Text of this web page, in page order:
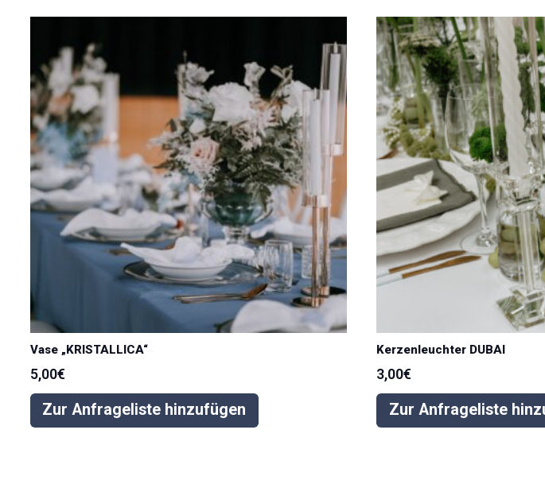
Vase „KRISTALLICA“
5,00€
Zur Anfrageliste hinzufügen
Kerzenleuchter DUBAI
3,00€
Zur Anfrageliste